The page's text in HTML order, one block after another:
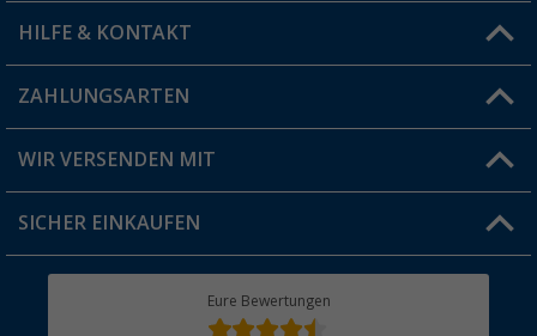
Vorteilskarte
Blog
Jobs & Karriere
HILFE & KONTAKT
FAQ & Kontakt
Versandinformationen
Rücksendung
ZAHLUNGSARTEN
WIR VERSENDEN MIT
SICHER EINKAUFEN
Eure Bewertungen